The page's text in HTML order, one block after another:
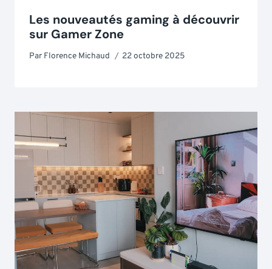
Les nouveautés gaming à découvrir
sur Gamer Zone
Par Florence Michaud 22 octobre 2025